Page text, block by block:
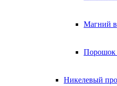
Магний
Порошок
Никелевый